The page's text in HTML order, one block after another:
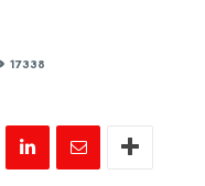
17338